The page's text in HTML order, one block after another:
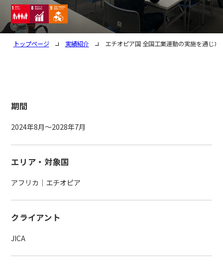
トップページ 実績紹介 エチオピア国 全国工業運動の実施を通じ
期間
2024年8月～2028年7月
エリア・対象国
アフリカ｜エチオピア
クライアント
JICA